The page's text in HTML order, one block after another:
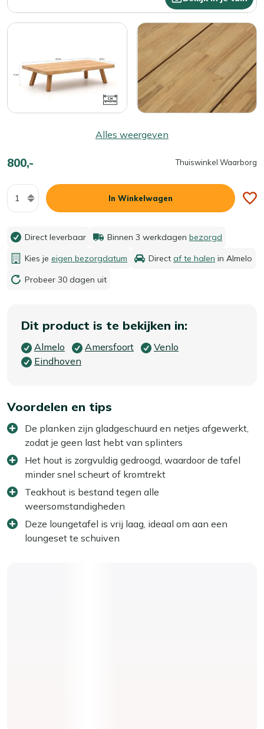
Alles weergeven
800,- Thuiswinkel Waarborg
Aantal
In Winkelwagen
Direct leverbaar Binnen 3 werkdagen bezorgd
Kies je eigen bezorgdatum Direct af te halen in Almelo
Probeer 30 dagen uit
Dit product is te bekijken in:
Almelo Amersfoort
Venlo
Eindhoven
Voordelen en tips
De planken zijn gladgeschuurd en netjes afgewerkt,
zodat je geen last hebt van splinters
Het hout is zorgvuldig gedroogd, waardoor de tafel
minder snel scheurt of kromtrekt
Teakhout is bestand tegen alle
weersomstandigheden
Deze loungetafel is vrij laag, ideaal om aan een
loungeset te schuiven